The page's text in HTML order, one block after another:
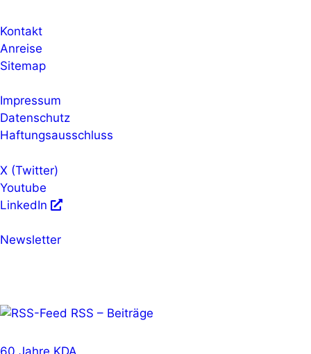
Kontakt
Anreise
Sitemap
Impressum
Datenschutz
Haftungsausschluss
X (Twitter)
Youtube
LinkedIn
Newsletter
RSS – Beiträge
60 Jahre KDA